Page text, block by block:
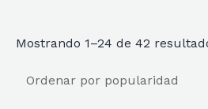
Mostrando 1–24 de 42